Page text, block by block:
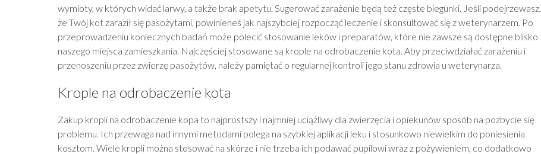
wymioty, w których widać larwy, a także brak apetytu. Sugerować zarażenie będą też częste biegunki. Jeśli podejrzewasz,
że Twój kot zaraził się pasożytami, powinieneś jak najszybciej rozpocząć leczenie i skonsultować się z weterynarzem. Po
przeprowadzeniu koniecznych badań może polecić stosowanie leków i preparatów, które nie zawsze są dostępne blisko
naszego miejsca zamieszkania. Najczęściej stosowane są krople na odrobaczenie kota. Aby przeciwdziałać zarażeniu i
przenoszeniu przez zwierzę pasożytów, należy pamiętać o regularnej kontroli jego stanu zdrowia u weterynarza.
Krople na odrobaczenie kota
Zakup kropli na odrobaczenie kopa to najprostszy i najmniej uciążliwy dla zwierzęcia i opiekunów sposób na pozbycie się
problemu. Ich przewaga nad innymi metodami polega na szybkiej aplikacji leku i stosunkowo niewielkim do poniesienia
kosztom. Wiele kropli można stosować na skórze i nie trzeba ich podawać pupilowi wraz z pożywieniem, co dodatkowo